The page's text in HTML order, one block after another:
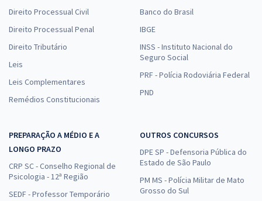
Direito Processual Civil
Direito Processual Penal
Direito Tributário
Leis
Leis Complementares
Remédios Constitucionais
Banco do Brasil
IBGE
INSS - Instituto Nacional do
Seguro Social
PRF - Polícia Rodoviária Federal
PND
PREPARAÇÃO A MÉDIO E A
LONGO PRAZO
CRP SC - Conselho Regional de
Psicologia - 12ª Região
SEDF - Professor Temporário
OUTROS CONCURSOS
DPE SP - Defensoria Pública do
Estado de São Paulo
PM MS - Polícia Militar de Mato
Grosso do Sul